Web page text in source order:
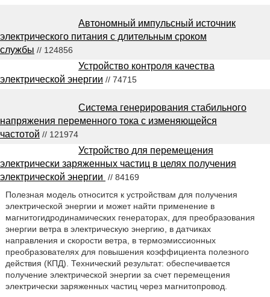
Автономный импульсный источник
электрического питания с длительным сроком
службы // 124856
Устройство контроля качества
электрической энергии // 74715
Система генерирования стабильного
напряжения переменного тока с изменяющейся
частотой // 121974
Устройство для перемещения
электрически заряженных частиц в целях получения
электрической энергии // 84169
Полезная модель относится к устройствам для получения
электрической энергии и может найти применение в
магнитогидродинамических генераторах, для преобразования
энергии ветра в электрическую энергию, в датчиках
направления и скорости ветра, в термоэмиссионных
преобразователях для повышения коэффициента полезного
действия (КПД). Технический результат: обеспечивается
получение электрической энергии за счет перемещения
электрически заряженных частиц через магнитопровод.